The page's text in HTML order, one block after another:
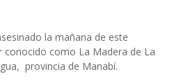
la mañana de este
conocido como La Madera de La
provincia de Manabí.